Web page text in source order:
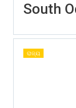
South
ରାଜ୍ୟ